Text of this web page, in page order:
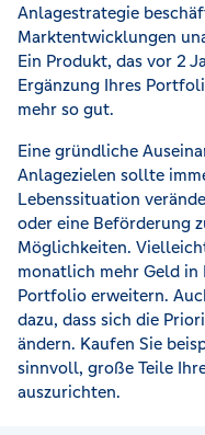
Anlagestrategie
Marktentwicklungen
Ein Produkt, das vor 2
Ergänzung Ihres
mehr so gut.
Eine gründliche
Anlagezielen sollte
Lebenssituation
oder eine Beförderung
Möglichkeiten.
monatlich mehr Geld in
Portfolio erweitern.
dazu, dass sich die
ändern. Kaufen Sie
sinnvoll, große Teile
auszurichten.